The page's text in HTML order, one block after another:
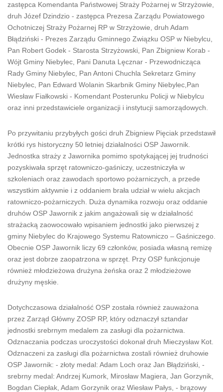
zastępca Komendanta Państwowej Straży Pożarnej w Strzyżowie,
druh Józef Dzindzio - zastępca Prezesa Zarządu Powiatowego
Ochotniczej Straży Pożarnej RP w Strzyżowie, druh Adam
Błądziński - Prezes Zarządu Gminnego Związku OSP w Niebylcu,
Pan Robert Godek - Starosta Strzyżowski, Pan Zbigniew Korab -
Wójt Gminy Niebylec, Pani Danuta Lęcznar - Przewodnicząca
Rady Gminy Niebylec, Pan Antoni Chuchla Sekretarz Gminy
Niebylec, Pan Edward Wolanin Skarbnik Gminy Niebylec,Pan
Wiesław Fiałkowski - Komendant Posterunku Policji w Niebylcu
oraz inni przedstawiciele organizacji i instytucji samorządowych.
Po przywitaniu przybyłych gości druh Zbigniew Pięciak przedstawił
krótki rys historyczny 50 letniej działalności OSP Jawornik.
Jednostka straży z Jawornika pomimo spotykającej jej trudności
pozyskiwała sprzęt ratowniczo-gaśniczy, uczestniczyła w
szkoleniach oraz zawodach sportowo pożarniczych, a przede
wszystkim aktywnie i z oddaniem brała udział w wielu akcjach
ratowniczo-pożarniczych. Duża dynamika rozwoju oraz oddanie
druhów OSP Jawornik z jakim angażowali się w działalność
strażacką zaowocowało wpisaniem jednostki jako pierwszej z
gminy Niebylec do Krajowego Systemu Ratowniczo – Gaśniczego.
Obecnie OSP Jawornik liczy 69 członków, posiada własną remizę
oraz jest dobrze zaopatrzona w sprzęt. Przy OSP funkcjonuje
również młodzieżowa drużyna żeńska oraz 2 młodzieżowe
drużyny męskie.
Dotychczasowa działalność OSP została również zauważona
przez Zarząd Główny ZOSP RP, który odznaczył sztandar
jednostki srebrnym medalem za zasługi dla pożarnictwa.
Odznaczania podczas uroczystości dokonał druh Mieczysław Kot.
Odznaczeni za zasługi dla pożarnictwa zostali również druhowie
OSP Jawornik: - złoty medal: Adam Loch oraz Jan Błądziński, -
srebrny medal: Andrzej Kumork, Mirosław Magiera, Jan Gorzynik,
Bogdan Ciepłak, Adam Gorzynik oraz Wiesław Pałys, - brązowy